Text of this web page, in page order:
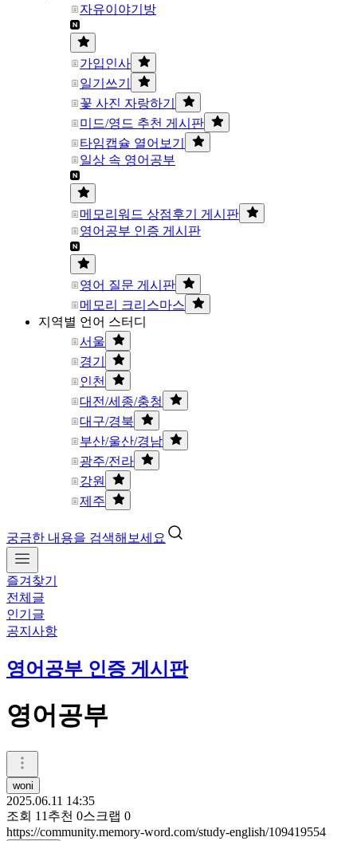
자유이야기방
가입인사
일기쓰기
꽃 사진 자랑하기
미드/영드 추천 게시판
타임캡슐 열어보기
일상 속 영어공부
메모리워드 상점후기 게시판
영어공부 인증 게시판
영어 질문 게시판
메모리 크리스마스
지역별 언어 스터디
서울
경기
인천
대전/세종/충청
대구/경북
부산/울산/경남
광주/전라
강원
제주
궁금한 내용을 검색해보세요
즐겨찾기
전체글
인기글
공지사항
영어공부 인증 게시판
영어공부
woni
2025.06.11 14:35
조회 11 추천 0스크랩 0
https://community.memory-word.com/study-english/109419554